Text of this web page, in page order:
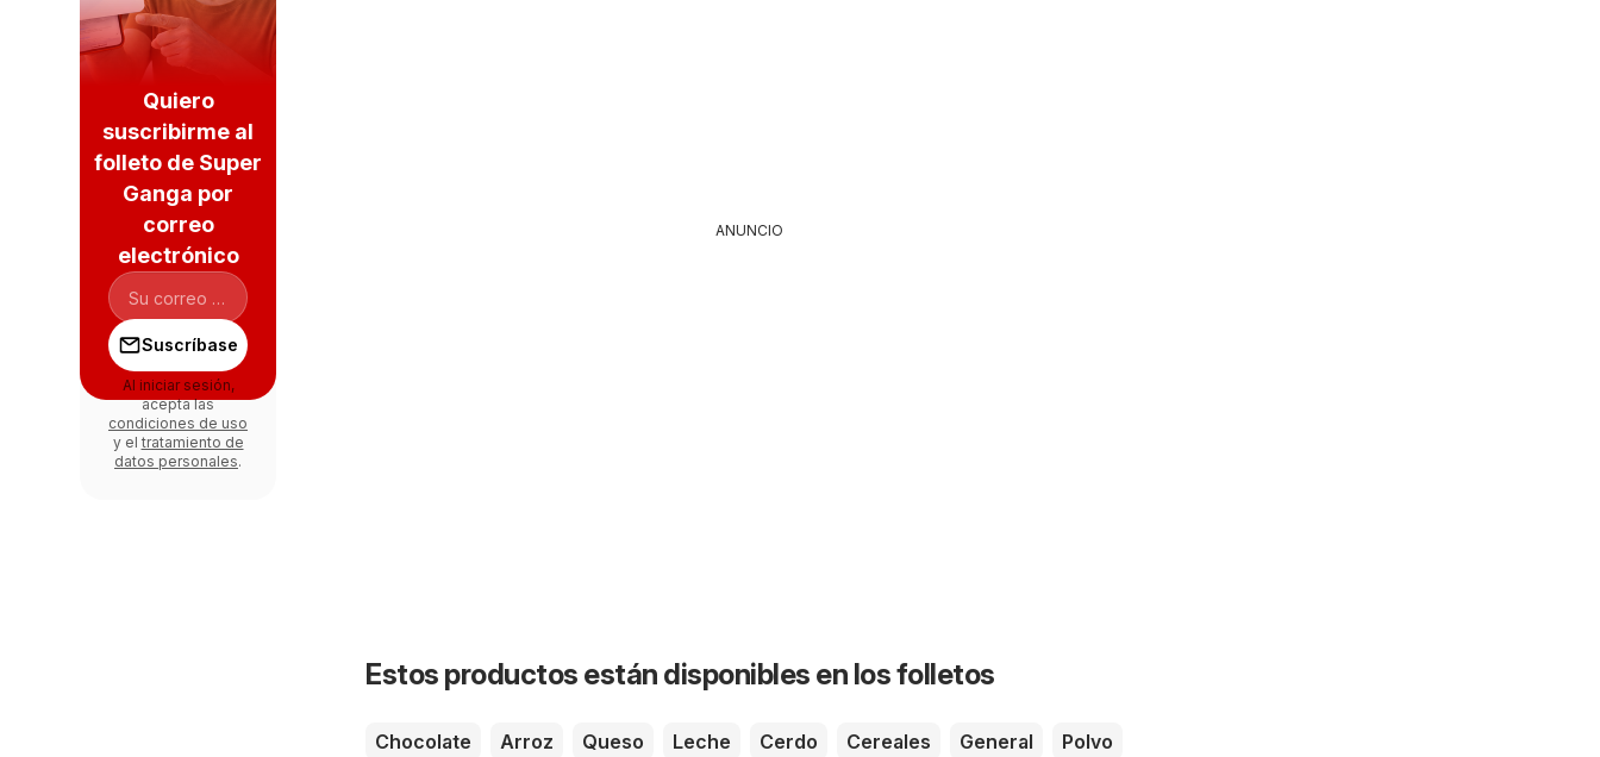
ANUNCIO
Estos productos están disponibles en los folletos
Chocolate Arroz Queso Leche Cerdo Cereales General Polvo
Quiero
suscribirme al
folleto de Super
Ganga por
correo
electrónico
Suscríbase
Al iniciar sesión,
acepta las
condiciones de uso
y el tratamiento de
datos personales.